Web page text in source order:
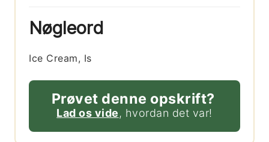
Nøgleord
Ice Cream, Is
Prøvet denne opskrift?
Lad os vide, hvordan det var!